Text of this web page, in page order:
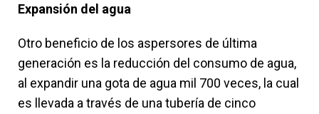
Expansión del agua
Otro beneficio de los aspersores de última
generación es la reducción del consumo de agua,
al expandir una gota de agua mil 700 veces, la cual
es llevada a través de una tubería de cinco